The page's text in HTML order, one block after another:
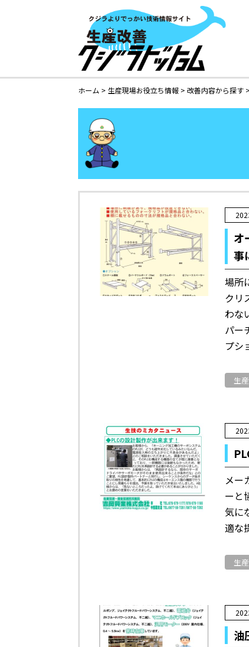
ホーム > 生産現場お役立ち情報 > 改善内容から探す >
オ
事
場所
クリ
わな
パー
プシ
生
メー
ーと
気に
適な
生
油